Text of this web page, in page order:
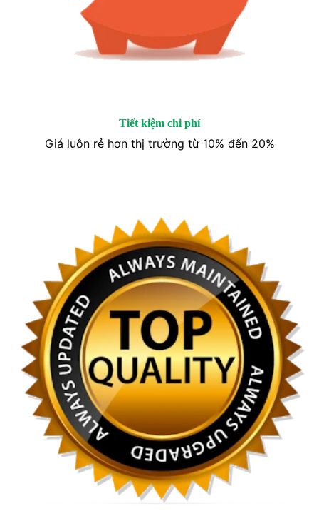
Tiết kiệm chi phí
Giá luôn rẻ hơn thị trường từ 10% đến 20%